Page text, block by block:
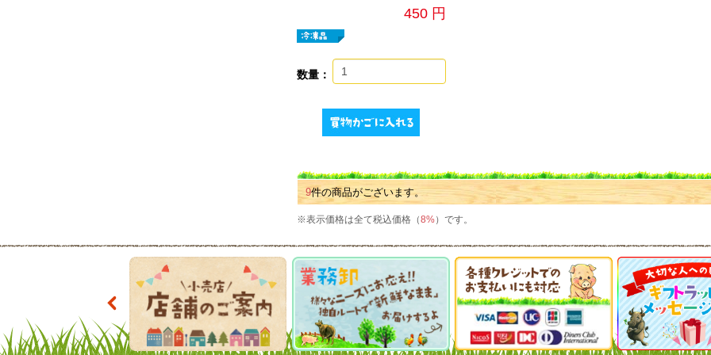
450 円
数量：
9件の商品がございます。
※表示価格は全て税込価格（8%）です。